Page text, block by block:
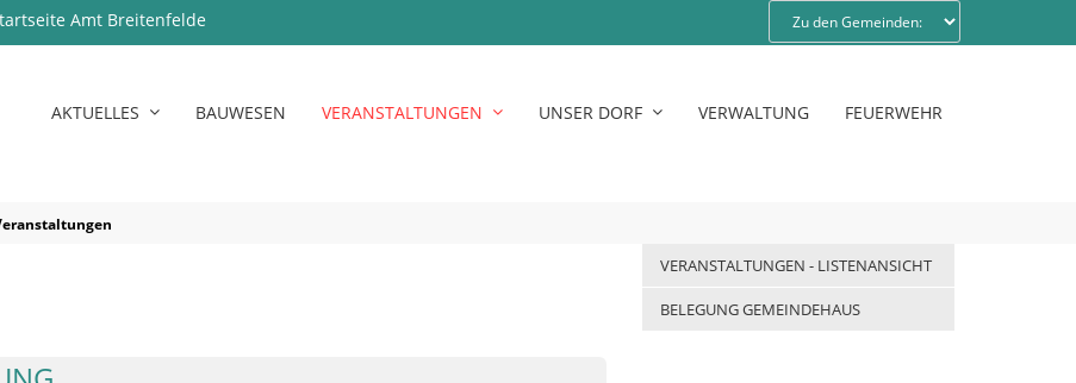
Amt Breitenfelde
AKTUELLES BAUWESEN VERANSTALTUNGEN UNSER DORF VERWALTUNG FEUERWEHR
VERANSTALTUNGEN - LISTENANSICHT
BELEGUNG GEMEINDEHAUS